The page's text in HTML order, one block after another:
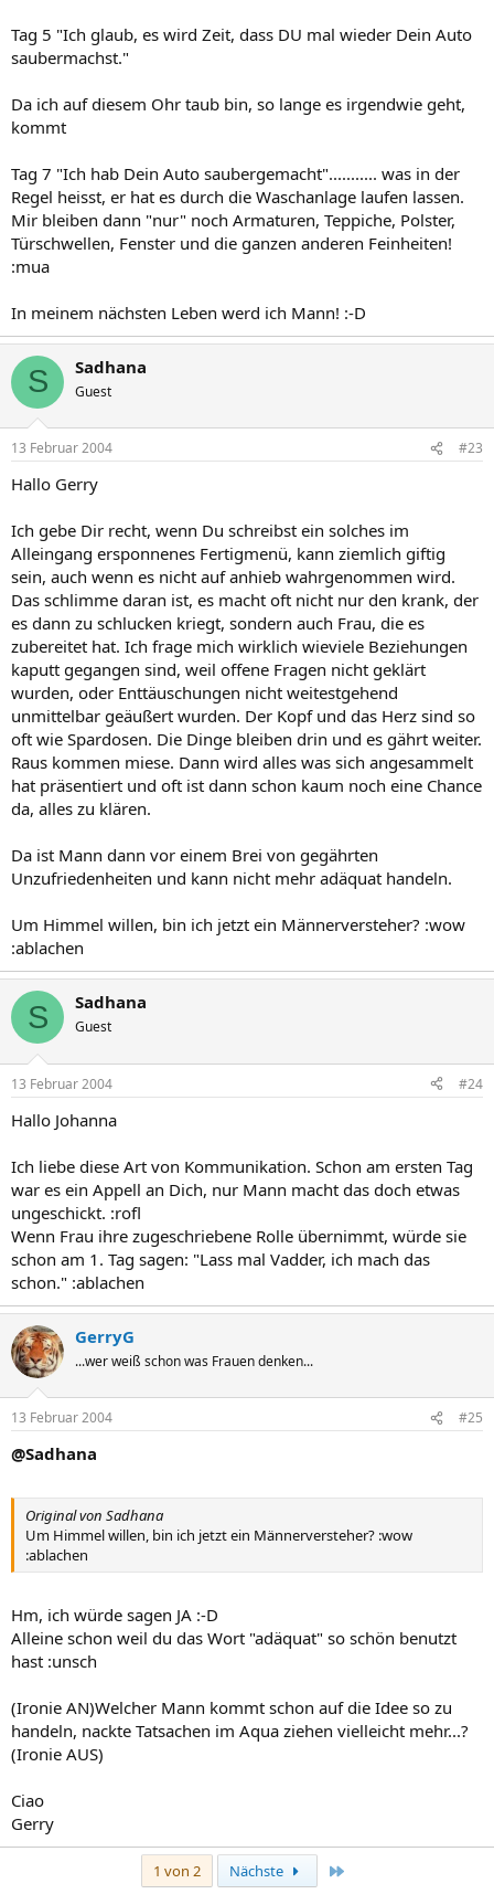
Tag 5 "Ich glaub, es wird Zeit, dass DU mal wieder Dein Auto
saubermachst."
Da ich auf diesem Ohr taub bin, so lange es irgendwie geht,
kommt
Tag 7 "Ich hab Dein Auto saubergemacht"........... was in der
Regel heisst, er hat es durch die Waschanlage laufen lassen.
Mir bleiben dann "nur" noch Armaturen, Teppiche, Polster,
Türschwellen, Fenster und die ganzen anderen Feinheiten!
:mua
In meinem nächsten Leben werd ich Mann! :-D
S Sadhana
Guest
13 Februar 2004 #23
Hallo Gerry
Ich gebe Dir recht, wenn Du schreibst ein solches im
Alleingang ersponnenes Fertigmenü, kann ziemlich giftig
sein, auch wenn es nicht auf anhieb wahrgenommen wird.
Das schlimme daran ist, es macht oft nicht nur den krank, der
es dann zu schlucken kriegt, sondern auch Frau, die es
zubereitet hat. Ich frage mich wirklich wieviele Beziehungen
kaputt gegangen sind, weil offene Fragen nicht geklärt
wurden, oder Enttäuschungen nicht weitestgehend
unmittelbar geäußert wurden. Der Kopf und das Herz sind so
oft wie Spardosen. Die Dinge bleiben drin und es gährt weiter.
Raus kommen miese. Dann wird alles was sich angesammelt
hat präsentiert und oft ist dann schon kaum noch eine Chance
da, alles zu klären.
Da ist Mann dann vor einem Brei von gegährten
Unzufriedenheiten und kann nicht mehr adäquat handeln.
Um Himmel willen, bin ich jetzt ein Männerversteher? :wow
:ablachen
S Sadhana
Guest
13 Februar 2004 #24
Hallo Johanna
Ich liebe diese Art von Kommunikation. Schon am ersten Tag
war es ein Appell an Dich, nur Mann macht das doch etwas
ungeschickt. :rofl
Wenn Frau ihre zugeschriebene Rolle übernimmt, würde sie
schon am 1. Tag sagen: "Lass mal Vadder, ich mach das
schon." :ablachen
GerryG
...wer weiß schon was Frauen denken...
13 Februar 2004 #25
@Sadhana
Original von Sadhana
Um Himmel willen, bin ich jetzt ein Männerversteher? :wow
:ablachen
Hm, ich würde sagen JA :-D
Alleine schon weil du das Wort "adäquat" so schön benutzt
hast :unsch
(Ironie AN)Welcher Mann kommt schon auf die Idee so zu
handeln, nackte Tatsachen im Aqua ziehen vielleicht mehr...?
(Ironie AUS)
Ciao
Gerry
1 von 2 Nächste